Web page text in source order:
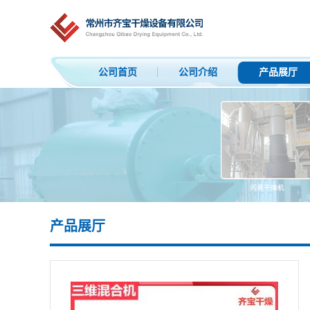
公司首页 公司介绍 产品展厅
产品展厅